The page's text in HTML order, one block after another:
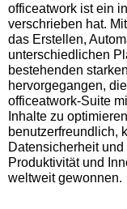
officeatwork ist ein
verschrieben hat.
das Erstellen,
unterschiedlichen
bestehenden
hervorgegangen,
officeatwork-Suite
Inhalte zu
benutzerfreundlich,
Datensicherheit
Produktivität und
weltweit gewonnen.